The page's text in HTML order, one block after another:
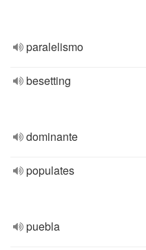
paralelismo
besetting
dominante
populates
puebla